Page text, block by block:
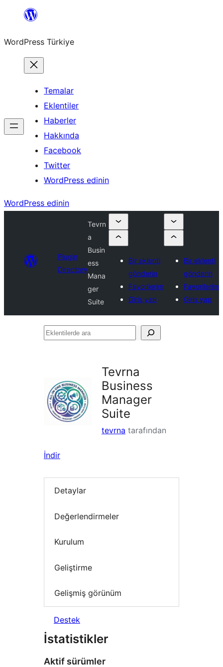
İçeriğe
WordPress Türkiye
Temalar
Eklentiler
Haberler
Hakkında
Facebook
Twitter
WordPress edinin
WordPress edinin
Plugin
Directory
Tevrn
a
Busin
ess
Mana
ger
Suite
Bir eklenti
gönderin
Favorilerim
Giriş yap
Bir eklenti
gönderin
Favorilerim
Giriş yap
Eklentilerde
Tevrna
Business
Manager
Suite
tevrna tarafından
İndir
Detaylar
Değerlendirmeler
Kurulum
Geliştirme
Gelişmiş görünüm
Destek
İstatistikler
Aktif sürümler